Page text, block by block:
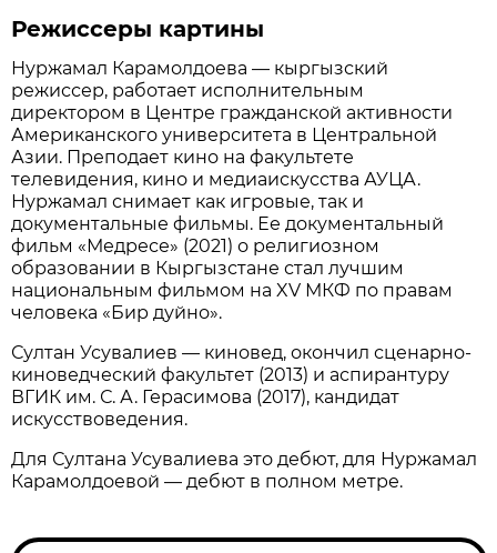
Режиссеры картины
Нуржамал Карамолдоева — кыргызский
режиссер, работает исполнительным
директором в Центре гражданской активности
Американского университета в Центральной
Азии. Преподает кино на факультете
телевидения, кино и медиаискусства АУЦА.
Нуржамал снимает как игровые, так и
документальные фильмы. Ее документальный
фильм «Медресе» (2021) о религиозном
образовании в Кыргызстане стал лучшим
национальным фильмом на XV МКФ по правам
человека «Бир дуйно».
Султан Усувалиев — киновед, окончил сценарно-
киноведческий факультет (2013) и аспирантуру
ВГИК им. С. А. Герасимова (2017), кандидат
искусствоведения.
Для Султана Усувалиева это дебют, для Нуржамал
Карамолдоевой — дебют в полном метре.